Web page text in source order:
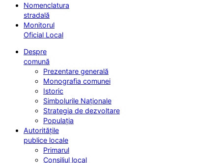
Nomenclatura
stradală
Monitorul
Oficial Local
Despre
comună
Prezentare generală
Monografia comunei
Istoric
Simbolurile Naționale
Strategia de dezvoltare
Populația
Autoritățile
publice locale
Primarul
Consiliul local